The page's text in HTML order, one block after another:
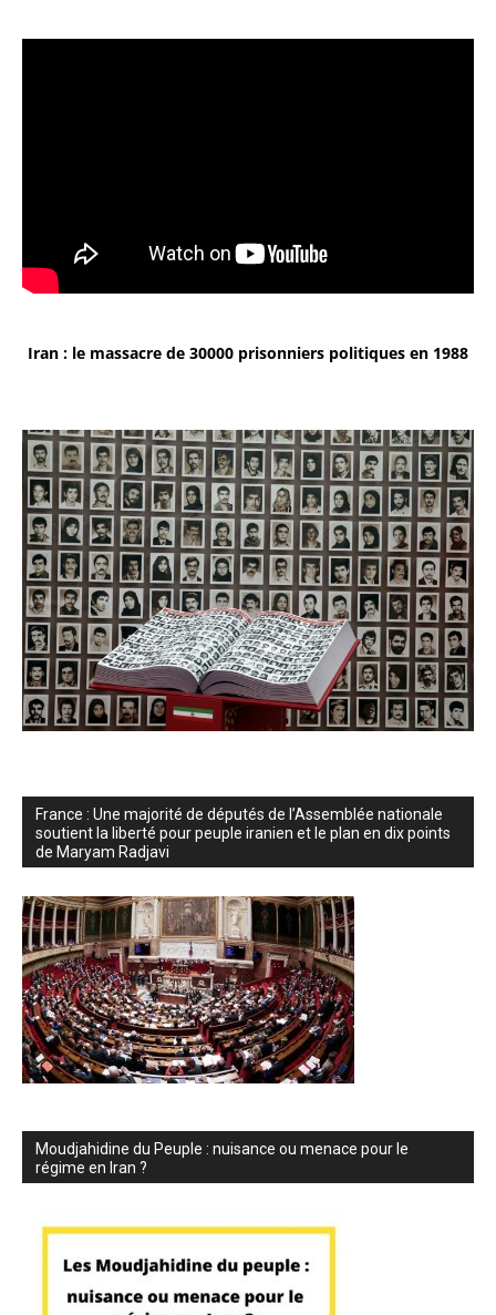
Iran : le massacre de 30000 prisonniers politiques en 1988
France : Une majorité de députés de l’Assemblée nationale
soutient la liberté pour peuple iranien et le plan en dix points
de Maryam Radjavi
Moudjahidine du Peuple : nuisance ou menace pour le
régime en Iran ?